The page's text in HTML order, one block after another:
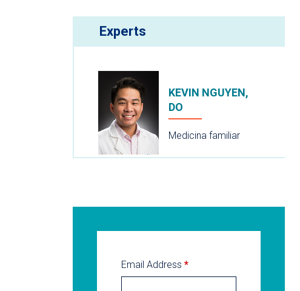
Experts
KEVIN NGUYEN,
DO
Medicina familiar
Email Address *